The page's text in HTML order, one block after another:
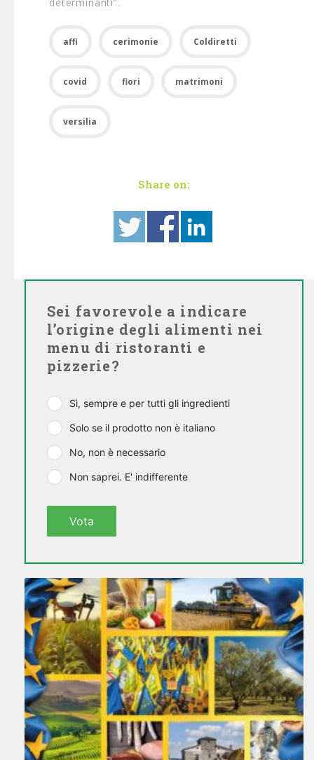
affi cerimonie Coldiretti
covid fiori matrimoni
versilia
Share on:
Sei favorevole a indicare
l’origine degli alimenti nei
menu di ristoranti e
pizzerie?
Sì, sempre e per tutti gli ingredienti
Solo se il prodotto non è italiano
No, non è necessario
Non saprei. E' indifferente
Vota